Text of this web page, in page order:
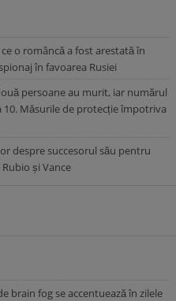
ce o româncă a fost arestată în
în favoarea Rusiei
persoane au murit, iar numărul
10. Măsurile de protecție împotriva
despre succesorul său pentru
și Vance
brain fog se accentuează în zilele